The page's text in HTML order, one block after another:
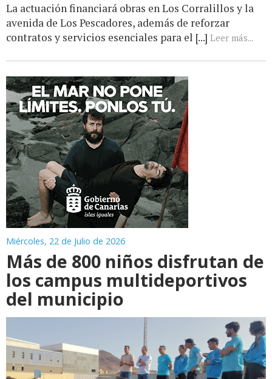
La actuación financiará obras en Los Corralillos y la
avenida de Los Pescadores, además de reforzar
contratos y servicios esenciales para el [...] Leer más...
Miércoles, 22 de Julio de 2026
Más de 800 niños disfrutan de
los campus multideportivos
del municipio